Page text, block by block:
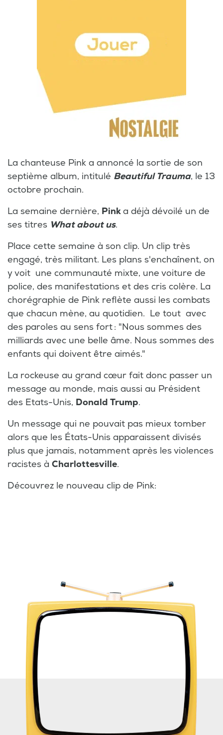
La chanteuse Pink a annoncé la sortie de son
septième album, intitulé Beautiful Trauma, le 13
octobre prochain.
La semaine dernière, Pinka déjà dévoilé un de
ses titres What about us.
Place cette semaine à son clip. Un clip très
engagé, très militant. Les plans s'enchaînent, on
y voit une communauté mixte, une voiture de
police, des manifestations et des cris colère. La
chorégraphie de Pink reflète aussi les combats
que chacun mène, au quotidien. Le tout avec
des paroles au sens fort : "Nous sommes des
milliards avec une belle âme. Nous sommes des
enfants qui doivent être aimés."
La rockeuse au grand cœur fait donc passer un
message au monde, mais aussi au Président
des Etats-Unis, Donald Trump.
Un message qui ne pouvait pas mieux tomber
alors que les États-Unis apparaissent divisés
plus que jamais, notamment après les violences
racistes à Charlottesville.
Découvrez le nouveau clip de Pink: